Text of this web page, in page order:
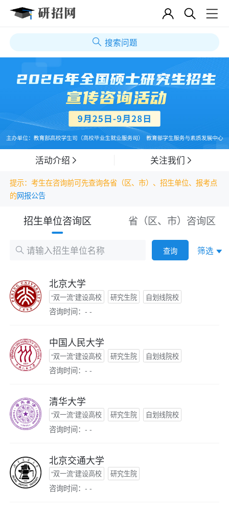
搜索问题
活动介绍 关注我们
提示：考生在咨询前可先查询各省（区、市）、招生单位、报考点
的网报公告
招生单位咨询区 省（区、市）咨询区
查询 筛选
北京大学
“双一流”建设高校 研究生院 自划线院校
咨询时间：- -
中国人民大学
“双一流”建设高校 研究生院 自划线院校
咨询时间：- -
清华大学
“双一流”建设高校 研究生院 自划线院校
咨询时间：- -
北京交通大学
“双一流”建设高校 研究生院
咨询时间：- -